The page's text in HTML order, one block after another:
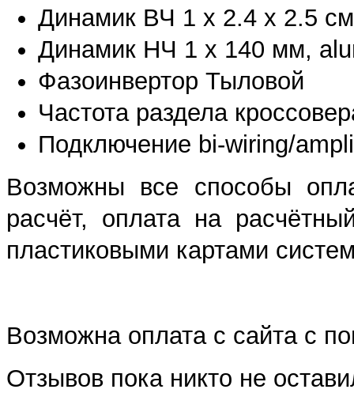
Динамик ВЧ 1 х 2.4 x 2.5
Динамик НЧ 1 х 140 мм,
Фазоинвертор Тыловой
Частота раздела
Подключение bi-wiring/
Возможны все способы
расчёт, оплата на
пластиковыми картами
Возможна оплата с сайта с
Отзывов пока никто не